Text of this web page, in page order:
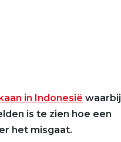
in Indonesië waarbij
is te zien hoe een
het misgaat.